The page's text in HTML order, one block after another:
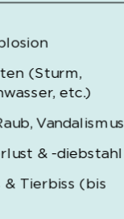
(Sturm,
etc.)
Vandalismus
& -diebstahl
& Tierbiss (bis